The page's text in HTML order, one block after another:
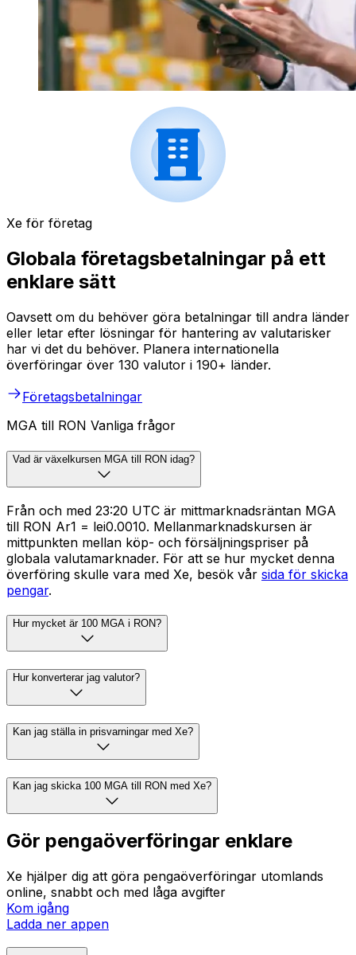
Xe för företag
Globala företagsbetalningar på ett
enklare sätt
Oavsett om du behöver göra betalningar till andra länder
eller letar efter lösningar för hantering av valutarisker
har vi det du behöver. Planera internationella
överföringar över 130 valutor i 190+ länder.
Företagsbetalningar
MGA till RON Vanliga frågor
Vad är växelkursen MGA till RON idag?
Från och med 23:20 UTC är mittmarknadsräntan MGA
till RON Ar1 = lei0.0010. Mellanmarknadskursen är
mittpunkten mellan köp- och försäljningspriser på
globala valutamarknader. För att se hur mycket denna
överföring skulle vara med Xe, besök vår sida för skicka
pengar.
Hur mycket är 100 MGA i RON?
Hur konverterar jag valutor?
Kan jag ställa in prisvarningar med Xe?
Kan jag skicka 100 MGA till RON med Xe?
Gör pengaöverföringar enklare
Xe hjälper dig att göra pengaöverföringar utomlands
online, snabbt och med låga avgifter
Kom igång
Ladda ner appen